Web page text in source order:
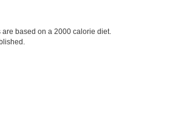
based on a 2000 calorie diet.